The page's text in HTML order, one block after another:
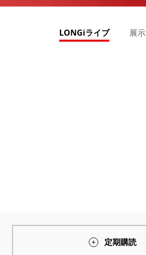
LONGiライブ 展示
定期購読